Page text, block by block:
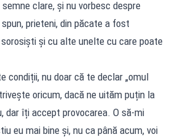
clare, și nu vorbesc despre
prieteni, din păcate a fost
și cu alte unelte cu care poate
condiții, nu doar că te declar „omul
oricum, dacă ne uităm puțin la
dar îți accept provocarea. O să-mi
eu mai bine și, nu ca până acum, voi